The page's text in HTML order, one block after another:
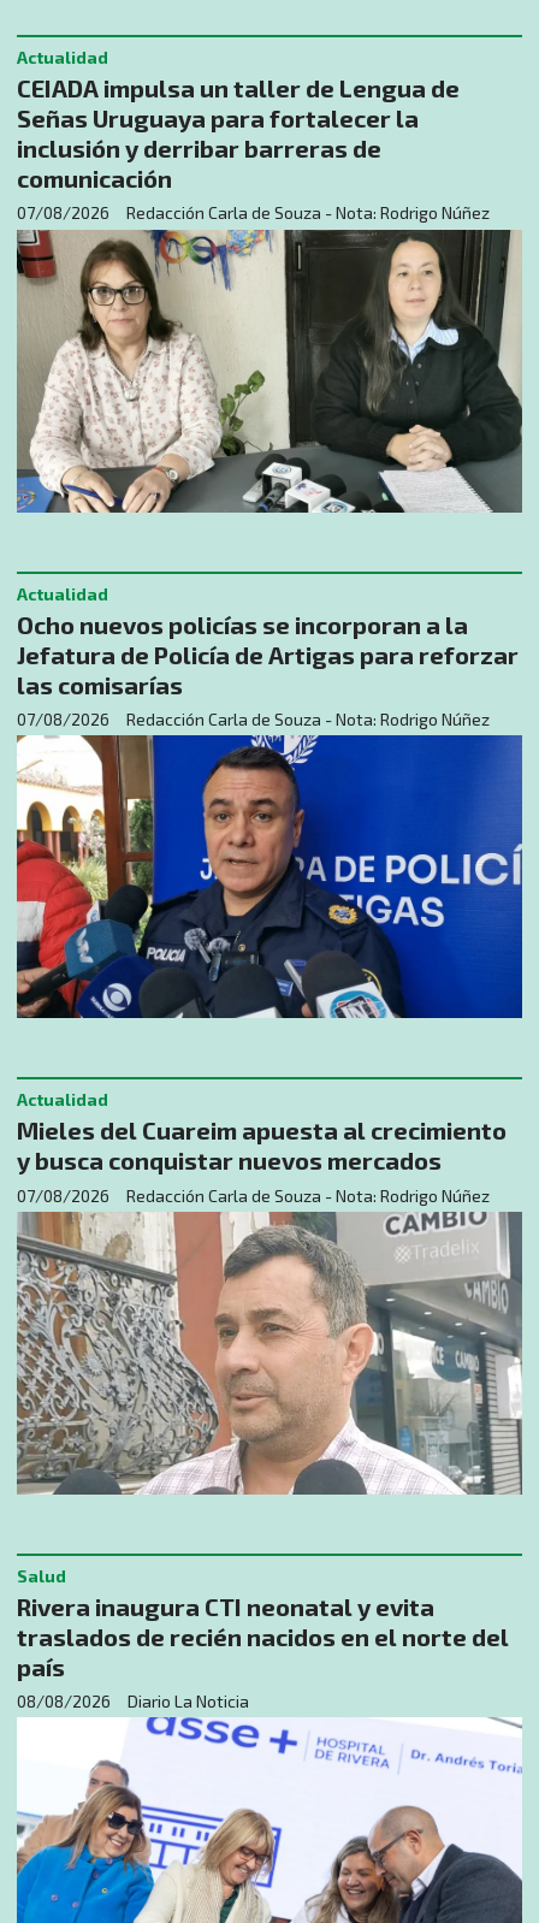
CEIADA impulsa un taller de Lengua de
Señas Uruguaya para fortalecer la
inclusión y derribar barreras de
comunicación
Redacción Carla de Souza - Nota: Rodrigo Núñez
Actualidad
07/08/2026
Ocho nuevos policías se incorporan a la
Jefatura de Policía de Artigas para reforzar
las comisarías
Redacción Carla de Souza - Nota: Rodrigo Núñez
Actualidad
07/08/2026
Mieles del Cuareim apuesta al crecimiento
y busca conquistar nuevos mercados
Redacción Carla de Souza - Nota: Rodrigo Núñez
Actualidad
07/08/2026
Rivera inaugura CTI neonatal y evita
traslados de recién nacidos en el norte del
país
Diario La Noticia
Salud
08/08/2026